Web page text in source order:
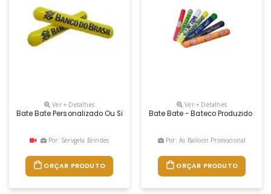
Ver + Detalhes
Bate Bate Personalizado Ou Simplesmente Batecos Personalizados.
Por: Servgela Brindes
ORÇAR PRODUTO
Ver + Detalhes
Bate Bate - Bateco Produzido Em
Por: As Balloon Promocional
ORÇAR PRODUTO